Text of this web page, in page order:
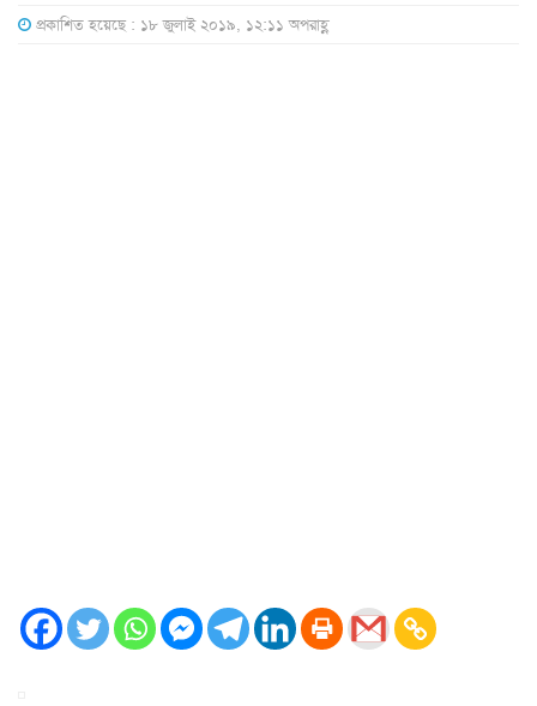
প্রকাশিত হয়েছে : ১৮ জুলাই ২০১৯, ১২:১১ অপরাহ্ণ